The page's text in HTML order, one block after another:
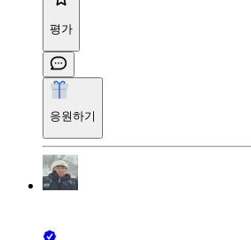
평가
응원하기